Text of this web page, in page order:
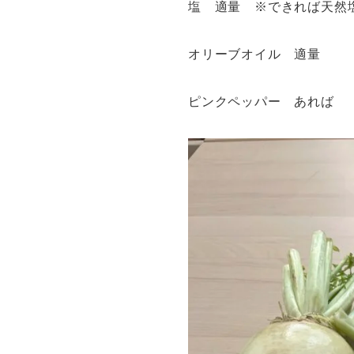
塩 適量 ※できれば天然
オリーブオイル 適量
ピンクペッパー あれば